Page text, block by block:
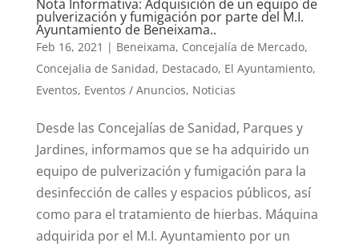
Nota Informativa: Adquisición de un equipo de
pulverización y fumigación por parte del M.I.
Ayuntamiento de Beneixama..
Feb 16, 2021 | Beneixama, Concejalía de Mercado,
Concejalia de Sanidad, Destacado, El Ayuntamiento,
Eventos, Eventos / Anuncios, Noticias
Desde las Concejalías de Sanidad, Parques y
Jardines, informamos que se ha adquirido un
equipo de pulverización y fumigación para la
desinfección de calles y espacios públicos, así
como para el tratamiento de hierbas. Máquina
adquirida por el M.I. Ayuntamiento por un